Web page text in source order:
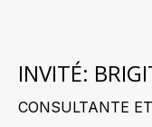
INVITÉ:
CONSULTANTE